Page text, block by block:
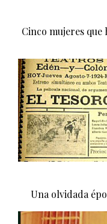
Cinco mujeres
Una olvidada